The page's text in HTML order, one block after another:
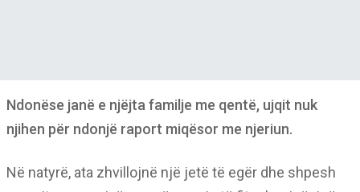
Ndonëse janë e njëjta familje me qentë, ujqit nuk
njihen për ndonjë raport miqësor me njeriun.
Në natyrë, ata zhvillojnë një jetë të egër dhe shpesh